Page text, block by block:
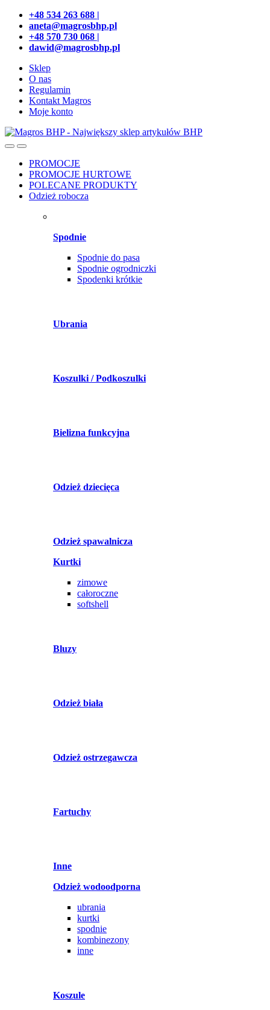
Przejdź
nawigacji
Przeskocz
treści
+48 534 263 688 |
aneta@magrosbhp.pl
+48 570 730 068 |
dawid@magrosbhp.pl
Sklep
O nas
Regulamin
Kontakt Magros
Moje konto
PROMOCJE
PROMOCJE HURTOWE
POLECANE PRODUKTY
Odzież robocza
Spodnie
Spodnie do pasa
Spodnie ogrodniczki
Spodenki krótkie
Ubrania
Koszulki / Podkoszulki
Bielizna funkcyjna
Odzież dziecięca
Odzież spawalnicza
Kurtki
zimowe
całoroczne
softshell
Bluzy
Odzież biała
Odzież ostrzegawcza
Fartuchy
Inne
Odzież wodoodporna
ubrania
kurtki
spodnie
kombinezony
inne
Koszule